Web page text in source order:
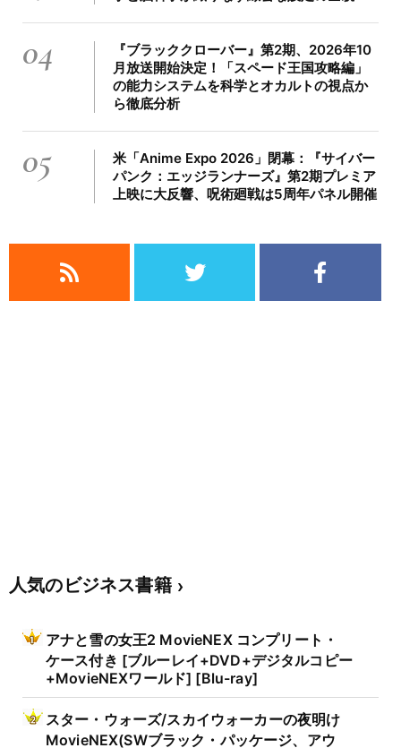
04
『ブラッククローバー』第2期、2026年10
月放送開始決定！「スペード王国攻略編」
の能力システムを科学とオカルトの視点か
ら徹底分析
05
米「Anime Expo 2026」閉幕：『サイバー
パンク：エッジランナーズ』第2期プレミア
上映に大反響、呪術廻戦は5周年パネル開催
人気のビジネス書籍
アナと雪の女王2 MovieNEX コンプリート・
ケース付き [ブルーレイ+DVD+デジタルコピー
+MovieNEXワールド] [Blu-ray]
スター・ウォーズ/スカイウォーカーの夜明け
MovieNEX(SWブラック・パッケージ、アウ